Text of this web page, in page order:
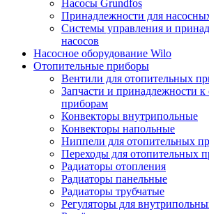
Насосы Grundfos
Принадлежности для
Системы управления и
насосов
Насосное оборудование Wilo
Отопительные приборы
Вентили для отопительных
Запчасти и принадлежности
приборам
Конвекторы внутрипольные
Конвекторы напольные
Ниппели для отопительных
Переходы для отопительных
Радиаторы отопления
Радиаторы панельные
Радиаторы трубчатые
Регуляторы для